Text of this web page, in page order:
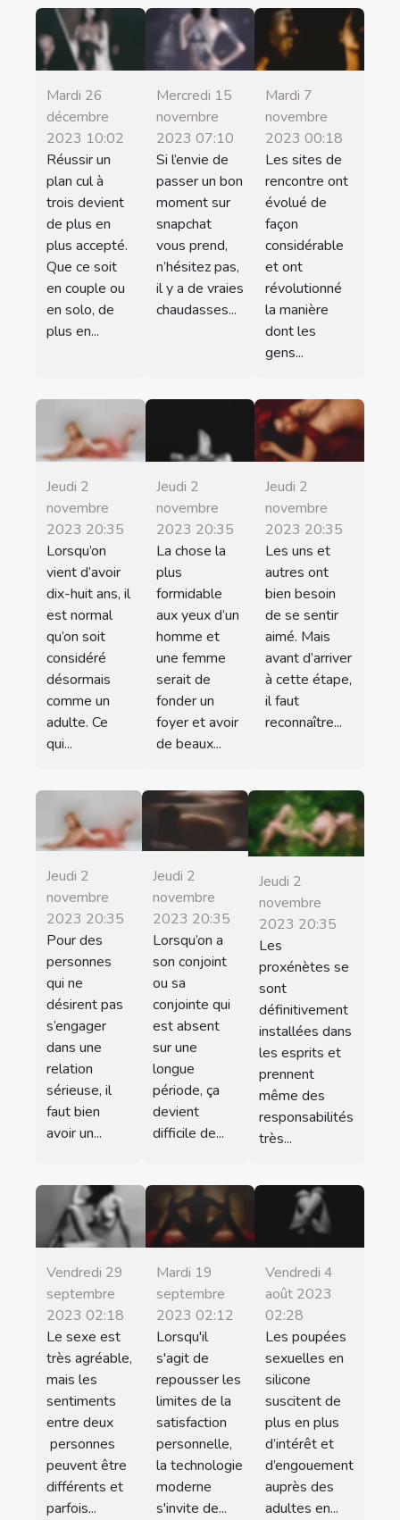
Mardi 26
décembre
2023 10:02
Réussir un
plan cul à
trois devient
de plus en
plus accepté.
Que ce soit
en couple ou
en solo, de
plus en...
Mercredi 15
novembre
2023 07:10
Si l’envie de
passer un bon
moment sur
snapchat
vous prend,
n’hésitez pas,
il y a de vraies
chaudasses...
Mardi 7
novembre
2023 00:18
Les sites de
rencontre ont
évolué de
façon
considérable
et ont
révolutionné
la manière
dont les
gens...
Jeudi 2
novembre
2023 20:35
Lorsqu’on
vient d’avoir
dix-huit ans, il
est normal
qu’on soit
considéré
désormais
comme un
adulte. Ce
qui...
Jeudi 2
novembre
2023 20:35
La chose la
plus
formidable
aux yeux d’un
homme et
une femme
serait de
fonder un
foyer et avoir
de beaux...
Jeudi 2
novembre
2023 20:35
Les uns et
autres ont
bien besoin
de se sentir
aimé. Mais
avant d’arriver
à cette étape,
il faut
reconnaître...
Jeudi 2
novembre
2023 20:35
Pour des
personnes
qui ne
désirent pas
s’engager
dans une
relation
sérieuse, il
faut bien
avoir un...
Jeudi 2
novembre
2023 20:35
Lorsqu’on a
son conjoint
ou sa
conjointe qui
est absent
sur une
longue
période, ça
devient
difficile de...
Jeudi 2
novembre
2023 20:35
Les
proxénètes se
sont
définitivement
installées dans
les esprits et
prennent
même des
responsabilités
très...
Vendredi 29
septembre
2023 02:18
Le sexe est
très agréable,
mais les
sentiments
entre deux
personnes
peuvent être
différents et
parfois...
Mardi 19
septembre
2023 02:12
Lorsqu'il
s'agit de
repousser les
limites de la
satisfaction
personnelle,
la technologie
moderne
s'invite de...
Vendredi 4
août 2023
02:28
Les poupées
sexuelles en
silicone
suscitent de
plus en plus
d’intérêt et
d’engouement
auprès des
adultes en...